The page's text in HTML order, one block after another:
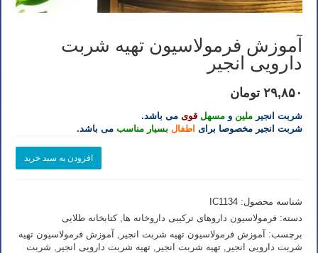
آموزش فرمولاسیون تهیه شربت
دارویی انجیر
۲۹,۸۵۰ تومان
شربت انجیرملین ومسهل قوی می باشد.
شربت انجیر مخصوصا برای اطفال بسیار مناسب می باشد.
دارویی
انجیر
افزودن به سبد خرید
شناسه محصول:IC1134
دسته:فرمولاسیون داروهای ترکیبی داروخانه ها ,کتابخانه طلایی
برچسب: آموزش فرمولاسیون تهیه شربت انجیر
آموزش فرمولاسیون تهیه
شربت دارویی انجیر
,تهیه شربت انجیر ,تهیه شربت دارویی انجیر
شربت